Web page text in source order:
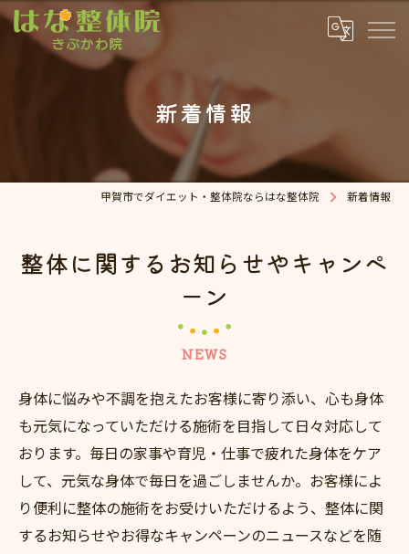
新着情報
甲賀市でダイエット・整体院ならはな整体院 新着情報
整体に関するお知らせやキャンペ
ーン
NEWS
身体に悩みや不調を抱えたお客様に寄り添い、心も身体
も元気になっていただける施術を目指して日々対応して
おります。毎日の家事や育児・仕事で疲れた身体をケア
して、元気な身体で毎日を過ごしませんか。お客様によ
り便利に整体の施術をお受けいただけるよう、整体に関
するお知らせやお得なキャンペーンのニュースなどを随